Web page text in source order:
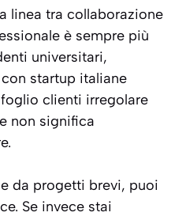
linea tra collaborazione
è sempre più
universitari,
startup italiane
clienti irregolare
non significa
da progetti brevi, puoi
Se invece stai